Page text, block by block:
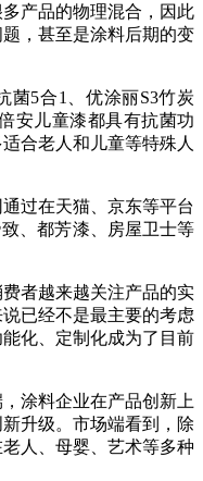
产品的物理混合，因此
，甚至是涂料后期的变
菌5合1、优涂丽S3竹炭
安儿童漆都具有抗菌功
合老人和儿童等特殊人
过在天猫、京东等平台
、都芳漆、房屋卫士等
者越来越关注产品的实
已经不是最主要的考虑
化、定制化成为了目前
涂料企业在产品创新上
升级。市场端看到，除
人、母婴、艺术等多种